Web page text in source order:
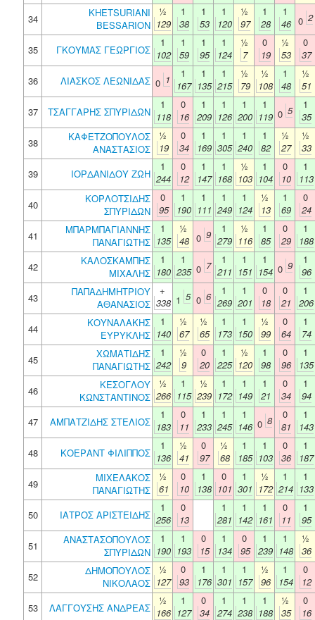
34
KHETSURIANI
BESSARION
½
129
1
38
1
53
1
120
½
97
1
28
1
46 0 2
35 ΓΚΟΥΜΑΣ ΓΕΩΡΓΙΟΣ
1
102
1
59
1
95
1
124
½
7
0
19
½
53
0
37
36
ΛΙΑΣΚΟΣ ΛΕΩΝΙΔΑΣ 0 1
1
167
1
135
1
215
½
79
½
108
1
48
½
51
37
ΤΣΑΓΓΑΡΗΣ ΣΠΥΡΙΔΩΝ
1
118
0
16
1
209
1
126
1
200
1
119 0 5
1
35
38
ΚΑΦΕΤΖΟΠΟΥΛΟΣ
ΑΝΑΣΤΑΣΙΟΣ
½
19
0
34
1
169
1
305
1
240
1
82
½
27
½
33
39
ΙΟΡΔΑΝΙΔΟΥ ΖΩΗ
1
244
0
12
1
147
1
168
½
103
1
104
0
10
1
113
40
ΚΟΡΛΟΤΣΙΔΗΣ
ΣΠΥΡΙΔΩΝ
0
95
1
190
1
111
1
249
1
124
½
13
1
69
0
24
41
ΜΠΑΡΜΠΑΓΙΑΝΝΗΣ
ΠΑΝΑΓΙΩΤΗΣ
1
135
½
48 0 9
1
279
½
116
1
85
0
29
1
188
42
ΚΑΛΟΣΚΑΜΠΗΣ
ΜΙΧΑΛΗΣ
1
180
1
235 0 7
1
211
1
151
1
154 0 9
1
96
43
ΠΑΠΑΔΗΜΗΤΡΙΟΥ
ΑΘΑΝΑΣΙΟΣ
+
338 1 5 0 6
1
269
1
201
0
18
0
21
1
206
44
ΚΟΥΝΑΛΑΚΗΣ
ΕΥΡΥΚΛΗΣ
1
140
½
67
½
65
1
173
1
150
½
99
0
64
1
74
45
ΧΩΜΑΤΙΔΗΣ
ΠΑΝΑΓΙΩΤΗΣ
1
242
½
9
0
20
1
225
½
120
1
98
0
96
1
135
46
ΚΕΣΟΓΛΟΥ
ΚΩΝΣΤΑΝΤΙΝΟΣ
½
266
1
115
½
239
1
172
1
149
1
21
0
34
1
94
47
ΑΜΠΑΤΖΙΔΗΣ ΣΤΕΛΙΟΣ
1
183
0
11
1
233
1
245
1
146 0 8
0
81
1
143
48
ΚΟΕΡΑΝΤ ΦΙΛΙΠΠΟΣ
1
136
½
41
0
97
½
68
1
185
1
103
0
36
1
187
49
ΜΙΧΕΛΑΚΟΣ
ΠΑΝΑΓΙΩΤΗΣ
½
61
0
10
1
138
0
101
1
301
½
172
1
214
1
133
50
ΙΑΤΡΟΣ ΑΡΙΣΤΕΙΔΗΣ
1
256
0
13
1
281
1
142
1
161
0
11
1
95
51
ΑΝΑΣΤΑΣΟΠΟΥΛΟΣ
ΣΠΥΡΙΔΩΝ
1
190
1
193
0
15
1
134
0
95
1
239
1
148
½
36
52
ΔΗΜΟΠΟΥΛΟΣ
ΝΙΚΟΛΑΟΣ
½
127
0
93
1
176
1
301
1
157
½
96
1
154
0
12
53
ΛΑΓΓΟΥΣΗΣ ΑΝΔΡΕΑΣ
½
166
1
127
0
34
1
274
1
238
1
188
½
35
0
16